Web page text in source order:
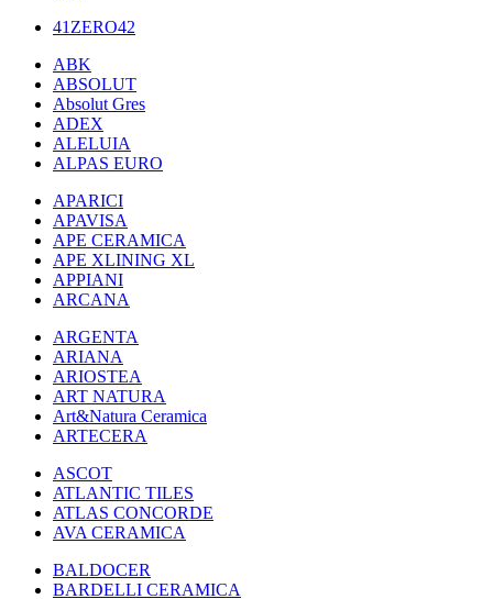
41ZERO42
ABK
ABSOLUT
Absolut Gres
ADEX
ALELUIA
ALPAS EURO
APARICI
APAVISA
APE CERAMICA
APE XLINING XL
APPIANI
ARCANA
ARGENTA
ARIANA
ARIOSTEA
ART NATURA
Art&Natura Ceramica
ARTECERA
ASCOT
ATLANTIC TILES
ATLAS CONCORDE
AVA CERAMICA
BALDOCER
BARDELLI CERAMICA